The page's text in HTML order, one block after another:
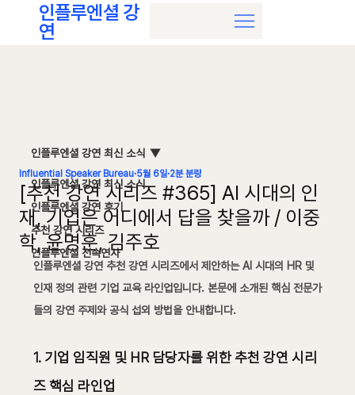
인플루엔셜 강
연
인플루엔셜 강연 최신 소식
인플루엔셜 강연 후기
추천 강연 시리즈
인플루엔셜 전속연사
인플루엔셜 강연 최신 소식
[추천 강연 시리즈 #365] AI 시대의 인
재, 기업은 어디에서 답을 찾을까 / 이중
학, 윤명훈, 김주호
Influential Speaker Bureau 5월 6일 2분 분량
인플루엔셜 강연 추천 강연 시리즈에서 제안하는 AI 시대의 HR 및
인재 정의 관련 기업 교육 라인업입니다. 본문에 소개된 핵심 전문가
들의 강연 주제와 공식 섭외 방법을 안내합니다.
1. 기업 임직원 및 HR 담당자를 위한 추천 강연 시리
즈 핵심 라인업